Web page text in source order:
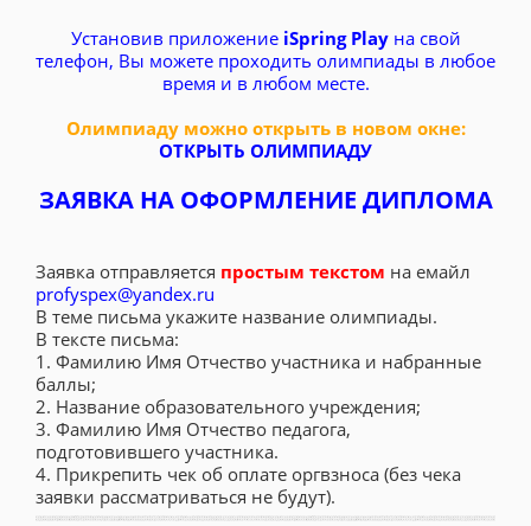
Установив приложение iSpring Playна свой
телефон, Вы можете проходить олимпиады в любое
время и в любом месте.
Олимпиаду можно открыть в новом окне:
ОТКРЫТЬ ОЛИМПИАДУ
ЗАЯВКА НА ОФОРМЛЕНИЕ ДИПЛОМА
Заявка отправляется простым текстом на емайл
profyspex@yandex.ru
В теме письма укажите название олимпиады.
В тексте письма:
1. Фамилию Имя Отчество участника и набранные
баллы;
2. Название образовательного учреждения;
3. Фамилию Имя Отчество педагога,
подготовившего участника.
4. Прикрепить чек об оплате оргвзноса (без чека
заявки рассматриваться не будут).